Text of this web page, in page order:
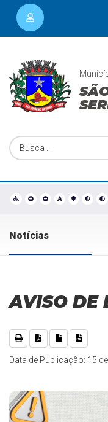
Notícias
AVISO DE
Data de Publicação: 15